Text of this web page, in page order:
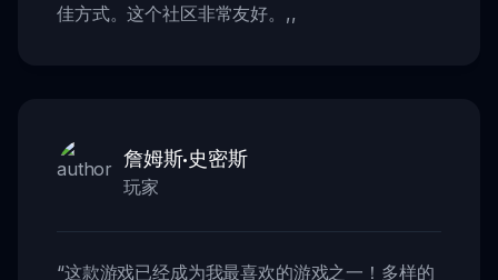
佳方式。这个社区非常友好。 ,,
詹姆斯·史密斯
玩家
“这款游戏已经成为我最喜欢的游戏之一！多样的